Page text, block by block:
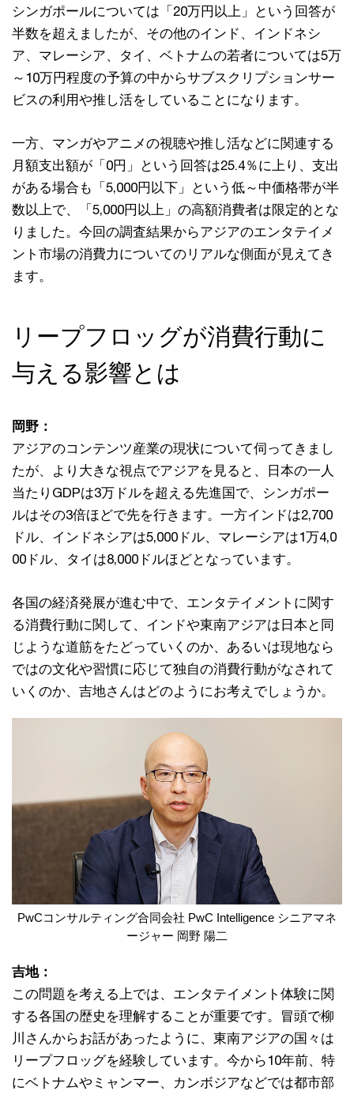
シンガポールについては「20万円以上」という回答が
半数を超えましたが、その他のインド、インドネシ
ア、マレーシア、タイ、ベトナムの若者については5万
～10万円程度の予算の中からサブスクリプションサー
ビスの利用や推し活をしていることになります。
一方、マンガやアニメの視聴や推し活などに関連する
月額支出額が「0円」という回答は25.4％に上り、支出
がある場合も「5,000円以下」という低～中価格帯が半
数以上で、「5,000円以上」の高額消費者は限定的とな
りました。今回の調査結果からアジアのエンタテイメ
ント市場の消費力についてのリアルな側面が見えてき
ます。
リープフロッグが消費行動に
与える影響とは
岡野：
アジアのコンテンツ産業の現状について伺ってきまし
たが、より大きな視点でアジアを見ると、日本の一人
当たりGDPは3万ドルを超える先進国で、シンガポー
ルはその3倍ほどで先を行きます。一方インドは2,700
ドル、インドネシアは5,000ドル、マレーシアは1万4,0
00ドル、タイは8,000ドルほどとなっています。
各国の経済発展が進む中で、エンタテイメントに関す
る消費行動に関して、インドや東南アジアは日本と同
じような道筋をたどっていくのか、あるいは現地なら
ではの文化や習慣に応じて独自の消費行動がなされて
いくのか、吉地さんはどのようにお考えでしょうか。
PwCコンサルティング合同会社 PwC Intelligence シニアマネ
ージャー 岡野 陽二
吉地：
この問題を考える上では、エンタテイメント体験に関
する各国の歴史を理解することが重要です。冒頭で柳
川さんからお話があったように、東南アジアの国々は
リープフロッグを経験しています。今から10年前、特
にベトナムやミャンマー、カンボジアなどでは都市部